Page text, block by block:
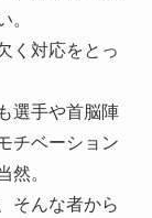
。
く対応をとっ
選手や首脳陣
チベーション
然。
そんな者から